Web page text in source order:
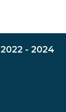
2022 - 2024